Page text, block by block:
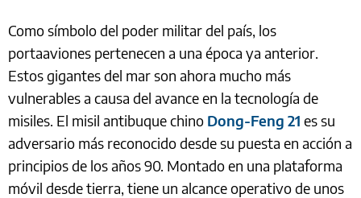
Como símbolo del poder militar del país, los
portaaviones pertenecen a una época ya anterior.
Estos gigantes del mar son ahora mucho más
vulnerables a causa del avance en la tecnología de
misiles. El misil antibuque chino Dong-Feng 21 es su
adversario más reconocido desde su puesta en acción a
principios de los años 90. Montado en una plataforma
móvil desde tierra, tiene un alcance operativo de unos